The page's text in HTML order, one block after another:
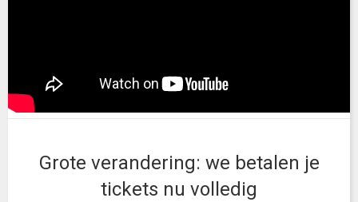
Grote verandering: we betalen je
tickets nu volledig